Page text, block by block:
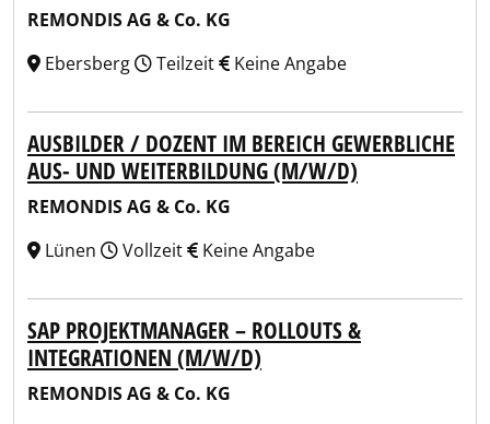
REMONDIS AG & Co. KG
Ebersberg
Teilzeit Keine Angabe
AUSBILDER / DOZENT IM BEREICH GEWERBLICHE
AUS- UND WEITERBILDUNG (M/W/D)
REMONDIS AG & Co. KG
Lünen
Vollzeit Keine Angabe
SAP PROJEKTMANAGER – ROLLOUTS &
INTEGRATIONEN (M/W/D)
REMONDIS AG & Co. KG